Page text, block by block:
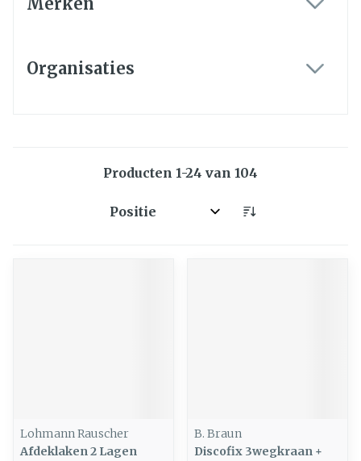
Organisaties
Producten 1-24 van 104
Sorteer op:
Lohmann Rauscher
Afdeklaken 2 Lagen
B. Braun
Discofix 3wegkraan +